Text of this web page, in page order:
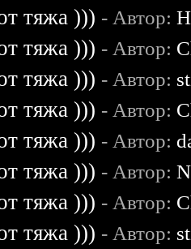
тяжа ))) - Автор:
тяжа ))) - Автор:
тяжа ))) - Автор:
тяжа ))) - Автор:
тяжа ))) - Автор:
тяжа ))) - Автор:
тяжа ))) - Автор:
тяжа ))) - Автор: